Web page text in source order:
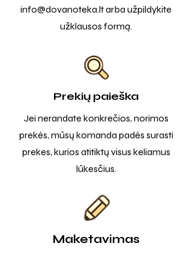
info@dovanoteka.ltarba užpildykite
užklausos formą.
Prekių paieška
Jei nerandate konkrečios, norimos
prekės, mūsų komanda padės surasti
prekes, kurios atitiktų visus keliamus
lūkesčius.
Maketavimas